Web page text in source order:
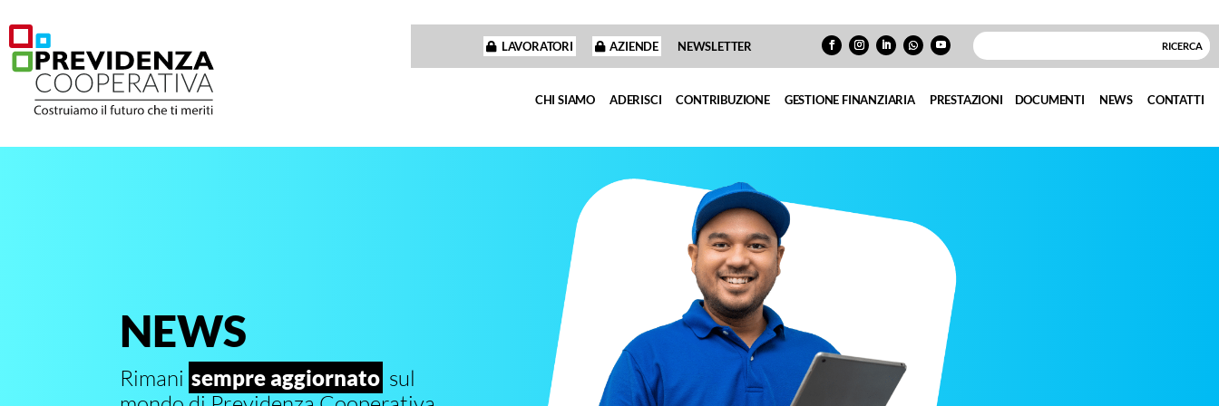
LAVORATORI AZIENDE NEWSLETTER
CHI SIAMO ADERISCI CONTRIBUZIONE GESTIONE FINANZIARIA PRESTAZIONI DOCUMENTI NEWS CONTATTI
NEWS
Rimani sempre aggiornato sul